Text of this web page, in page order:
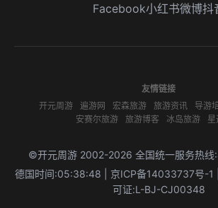
Facebook小红书微博抖
友情链接
开元周游
遍游网 宏森旅游 旅游资讯 导游
安赛尔旅游
旅游博客 冰岛旅游 星
©开元周游 2002-2026 全国统一服务热
德国时间:05:38:48 | 京ICP备14033737号-1
可证:L-BJ-CJ00348